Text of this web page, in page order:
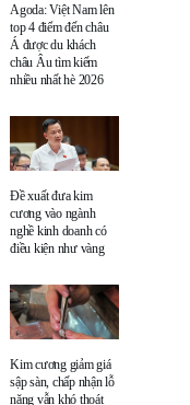
Agoda: Việt Nam lên
top 4 điểm đến châu
Á được du khách
châu Âu tìm kiếm
nhiều nhất hè 2026
Đề xuất đưa kim
cương vào ngành
nghề kinh doanh có
điều kiện như vàng
Kim cương giảm giá
sập sàn, chấp nhận lỗ
nặng vẫn khó thoát